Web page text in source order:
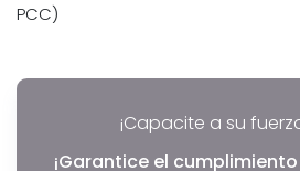
PCC)
¡Capacite a su
¡Garantice el